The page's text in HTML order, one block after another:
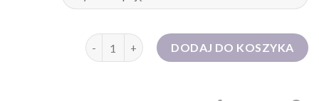
ilość sukienka na weseleDODAJ DO KOSZYKA